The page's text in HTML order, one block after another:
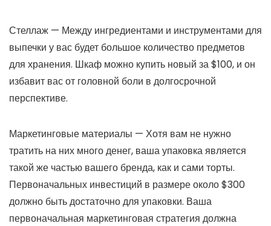
Стеллаж — Между ингредиентами и инструментами для
выпечки у вас будет большое количество предметов
для хранения. Шкаф можно купить новый за $100, и он
избавит вас от головной боли в долгосрочной
перспективе.
Маркетинговые материалы — Хотя вам не нужно
тратить на них много денег, ваша упаковка является
такой же частью вашего бренда, как и сами торты.
Первоначальных инвестиций в размере около $300
должно быть достаточно для упаковки. Ваша
первоначальная маркетинговая стратегия должна